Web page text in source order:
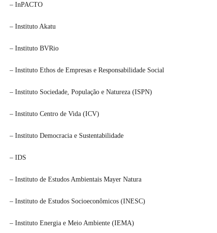
– InPACTO
– Instituto Akatu
– Instituto BVRio
– Instituto Ethos de Empresas e Responsabilidade Social
– Instituto Sociedade, População e Natureza (ISPN)
– Instituto Centro de Vida (ICV)
– Instituto Democracia e Sustentabilidade
– IDS
– Instituto de Estudos Ambientais Mayer Natura
– Instituto de Estudos Socioeconômicos (INESC)
– Instituto Energia e Meio Ambiente (IEMA)